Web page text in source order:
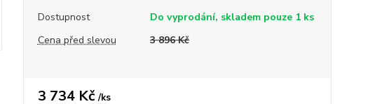
Dostupnost
Do vyprodání, skladem pouze 1 ks
Cena před slevou
3 896 Kč
3 734 Kč /ks